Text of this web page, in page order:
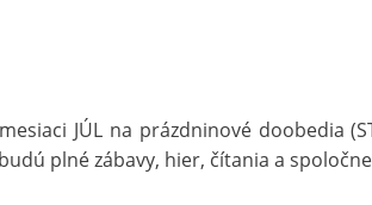
JÚL na prázdninové doobedia
plné zábavy, hier, čítania a